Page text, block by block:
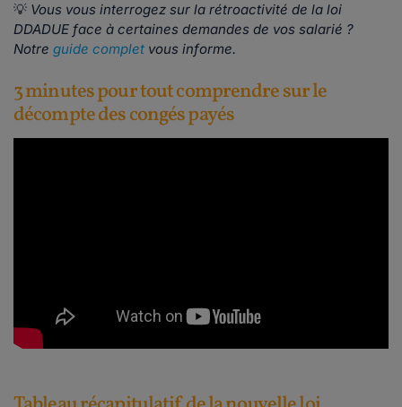
💡 Vous vous interrogez sur la rétroactivité de la loi
DDADUE face à certaines demandes de vos salarié ? ​​​​​​
Notre guide complet vous informe.
3 minutes pour tout comprendre sur le
décompte des congés payés